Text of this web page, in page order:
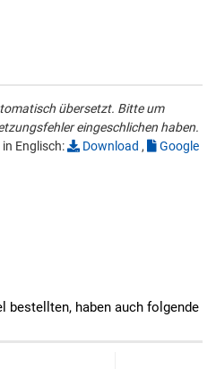
übersetzt. Bitte um
eingeschlichen haben.
Englisch:
Download ,
Google
bestellten, haben auch folgende